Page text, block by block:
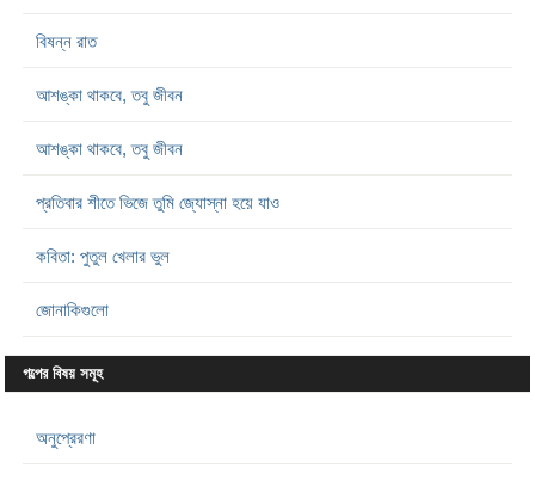
বিষন্ন রাত
আশঙ্কা থাকবে, তবু জীবন
আশঙ্কা থাকবে, তবু জীবন
প্রতিবার শীতে ভিজে তুমি জ্যোস্না হয়ে যাও
কবিতা: পুতুল খেলার ভুল
জোনাকিগুলো
গল্পের বিষয় সমূহ
অনুপ্রেরণা